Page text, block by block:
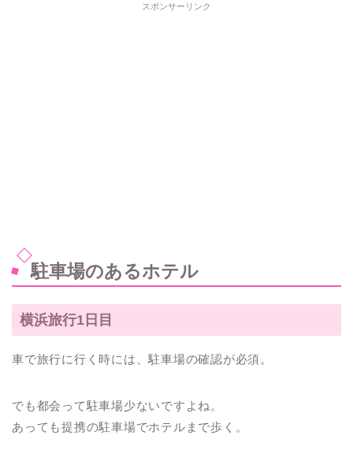
スポンサーリンク
駐車場のあるホテル
横浜旅行1日目
車で旅行に行く時には、駐車場の確認が必須。
でも都会って駐車場少ないですよね。
あっても提携の駐車場でホテルまで歩く。